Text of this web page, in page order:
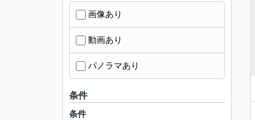
画像あり
動画あり
パノラマあり
条件
条件